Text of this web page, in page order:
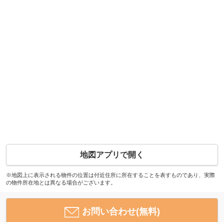
地図アプリで開く
※地図上に表示される物件の位置は付近住所に所在することを表すものであり、実際
の物件所在地とは異なる場合がございます。
お問い合わせ(無料)